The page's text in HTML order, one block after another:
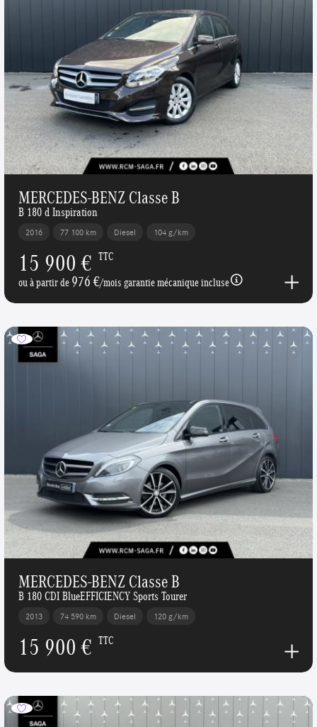
MERCEDES-BENZ Classe B
B 180 d Inspiration
2016 77 100 km Diesel 104 g/km
15 900 € TTC
ou à partir de976 €/mois garantie mécanique incluse
MERCEDES-BENZ Classe B
B 180 CDI BlueEFFICIENCY Sports Tourer
2013 74 590 km Diesel 120 g/km
15 900 € TTC